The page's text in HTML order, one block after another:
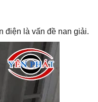
điện là vấn đề nan giải.